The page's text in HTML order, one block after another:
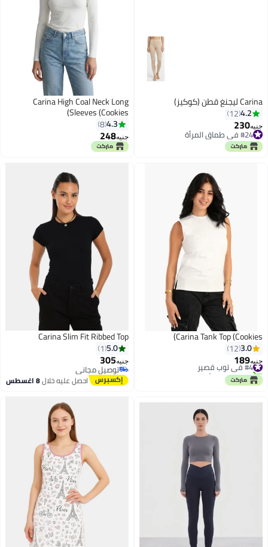
Carina ليجنغ قطن (كوكيز)
4.2
12
جنيه230
#24 في طماق المرأة
#24 في طماق المرأة
Carina High Coal Neck Long
Sleeves (Cookies)
4.3
8
جنيه248
Carina Tank Top (Cookies)
3.0
12
جنيه189#4 في توب قصير
تم بيع +20 مؤخرًا
#4 في توب قصير
Carina Slim Fit Ribbed Top
5.0
1
جنيه305
توصيل مجاني
توصيل مجانياحصل عليه خلال8 اغسطس